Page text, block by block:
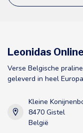
Leonidas
Verse Belgische
geleverd in heel
Kleine
8470 Gistel
België